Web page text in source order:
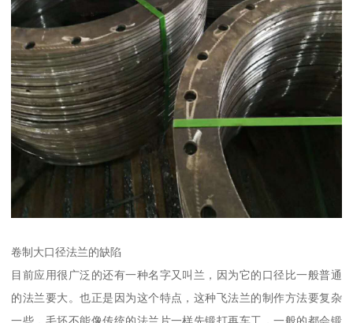
卷制大口径法兰的缺陷
目前应用很广泛的还有一种名字又叫兰，因为它的口径比一般普通
的法兰要大。也正是因为这个特点，这种飞法兰的制作方法要复杂